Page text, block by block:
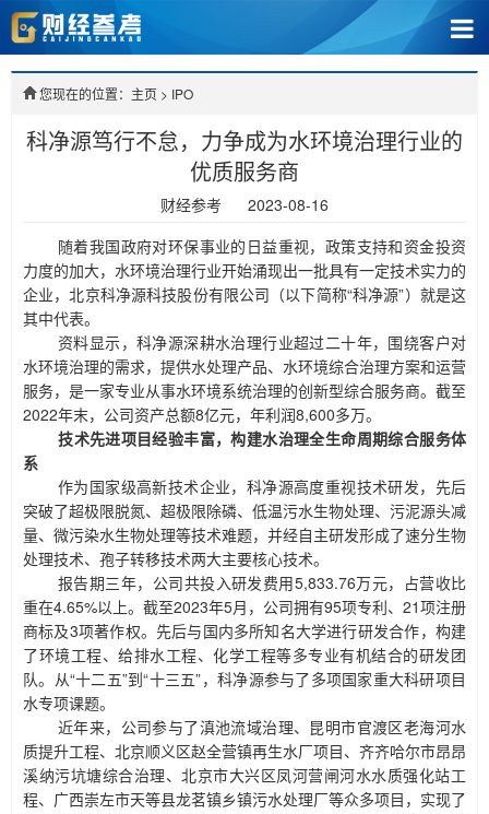
您现在的位置：主页 > IPO
科净源笃行不怠，力争成为水环境治理行业的
优质服务商
财经参考
2023-08-16
随着我国政府对环保事业的日益重视，政策支持和资金投资
力度的加大，水环境治理行业开始涌现出一批具有一定技术实力的
企业，北京科净源科技股份有限公司（以下简称“科净源”）就是这
其中代表。
资料显示，科净源深耕水治理行业超过二十年，围绕客户对
水环境治理的需求，提供水处理产品、水环境综合治理方案和运营
服务，是一家专业从事水环境系统治理的创新型综合服务商。截至
2022年末，公司资产总额8亿元，年利润8,600多万。
技术先进项目经验丰富，构建水治理全生命周期综合服务体
系
作为国家级高新技术企业，科净源高度重视技术研发，先后
突破了超极限脱氮、超极限除磷、低温污水生物处理、污泥源头减
量、微污染水生物处理等技术难题，并经自主研发形成了速分生物
处理技术、孢子转移技术两大主要核心技术。
报告期三年，公司共投入研发费用5,833.76万元，占营收比
重在4.65%以上。截至2023年5月，公司拥有95项专利、21项注册
商标及3项著作权。先后与国内多所知名大学进行研发合作，构建
了环境工程、给排水工程、化学工程等多专业有机结合的研发团
队。从“十二五”到“十三五”，科净源参与了多项国家重大科研项目
水专项课题。
近年来，公司参与了滇池流域治理、昆明市官渡区老海河水
质提升工程、北京顺义区赵全营镇再生水厂项目、齐齐哈尔市昂昂
溪纳污坑塘综合治理、北京市大兴区凤河营闸河水水质强化站工
程、广西崇左市天等县龙茗镇乡镇污水处理厂等众多项目，实现了